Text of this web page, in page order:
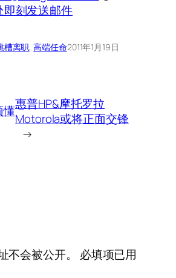
即刻发送邮件
槽离职, 高端任命2011年1月19日
懂惠普HP&摩托罗拉
Motorola或将正面交锋
→
不会被公开。
必填项已用